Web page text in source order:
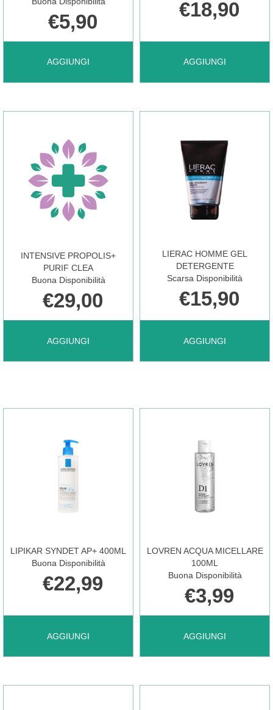
€5,90
AGGIUNGI
AGGIUNGI HYDRABIO
MICELL
CARRELLO
€18,90
AGGIUNGI
AGGIUNGI HYDRABIO
250ML AL
CARRELLO
INTENSIVE PROPOLIS+
PURIF CLEA
Buona Disponibilità
€29,00
AGGIUNGI
AGGIUNGI INTENSIVE
CARRELLO
LIERAC HOMME GEL
DETERGENTE
Scarsa Disponibilità
€15,90
AGGIUNGI
AGGIUNGI LIERAC
DETERGENTE AL
CARRELLO
LIPIKAR SYNDET AP+ 400ML
Buona Disponibilità
€22,99
AGGIUNGI
AGGIUNGI LIPIKAR
LOVREN ACQUA MICELLARE
100ML
Buona Disponibilità
€3,99
AGGIUNGI
AGGIUNGI LOVREN